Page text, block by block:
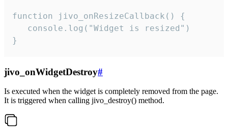
function jivo_onResizeCallback() {
   console.log("Widget is resized")
}
jivo_onWidgetDestroy#
Is executed when the widget is completely removed from the page.
It is triggered when calling jivo_destroy() method.